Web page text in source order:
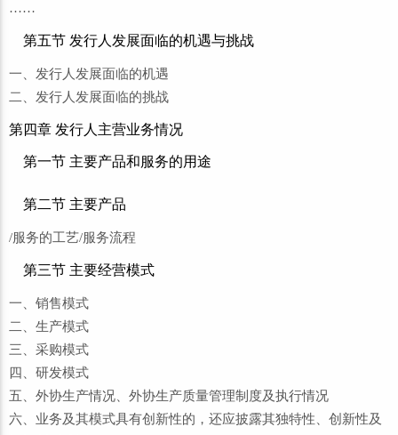
……
第五节 发行人发展面临的机遇与挑战
一、发行人发展面临的机遇
二、发行人发展面临的挑战
第四章 发行人主营业务情况
第一节 主要产品和服务的用途
第二节 主要产品
/服务的工艺/服务流程
第三节 主要经营模式
一、销售模式
二、生产模式
三、采购模式
四、研发模式
五、外协生产情况、外协生产质量管理制度及执行情况
六、业务及其模式具有创新性的，还应披露其独特性、创新性及